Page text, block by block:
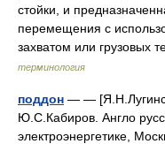
стойки, и
перемещения с
захватом или
терминология
поддон — —
Ю.С.Кабиров. Англо
электроэнергетике,